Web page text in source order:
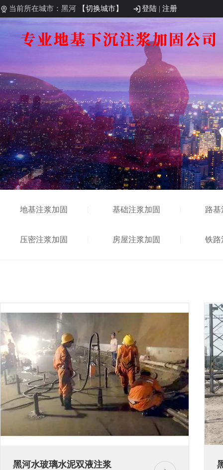
当前所在城市：黑河 【切换城市】 登陆 | 注册
地基注浆加固 基础注浆加固 路基
压密注浆加固 房屋注浆加固 铁路
黑河水玻璃水泥双液注浆